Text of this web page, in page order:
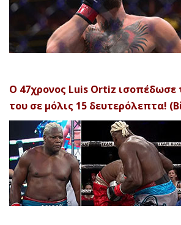
Ο 47χρονος Luis Ortiz ισοπέδωσε
του σε μόλις 15 δευτερόλεπτα!